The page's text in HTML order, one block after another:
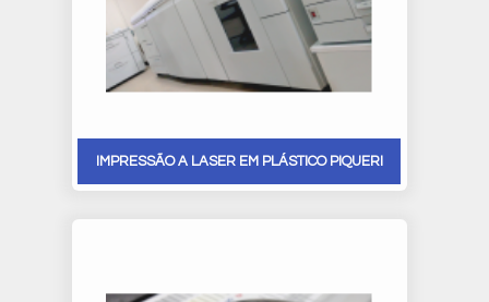
IMPRESSÃO A LASER EM PLÁSTICO PIQUERI